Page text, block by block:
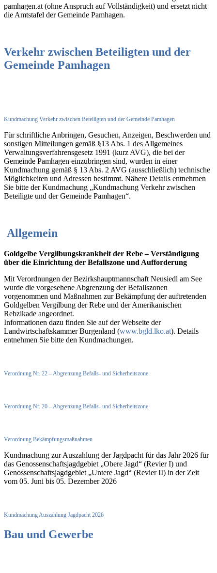
pamhagen.at (ohne Anspruch auf Vollständigkeit) und ersetzt nicht
die Amtstafel der Gemeinde Pamhagen.
Verkehr zwischen Beteiligten und der
Gemeinde Pamhagen
Kundmachung Verkehr zwischen Beteiligten und der Gemeinde Pamhagen
Für schriftliche Anbringen, Gesuchen, Anzeigen, Beschwerden und
sonstigen Mitteilungen gemäß §13 Abs. 1 des Allgemeines
Verwaltungsverfahrensgesetz 1991 (kurz AVG), die bei der
Gemeinde Pamhagen einzubringen sind, wurden in einer
Kundmachung gemäß § 13 Abs. 2 AVG (ausschließlich) technische
Möglichkeiten und Adressen bestimmt. Nähere Details entnehmen
Sie bitte der Kundmachung „Kundmachung Verkehr zwischen
Beteiligte und der Gemeinde Pamhagen“.
Allgemein
Goldgelbe Vergilbungskrankheit der Rebe –Verständigung
über die Einrichtung der Befallszone und Aufforderung
Mit Verordnungen der Bezirkshauptmannschaft Neusiedl am See
wurde die vorgesehene Abgrenzung der Befallszonen
vorgenommen und Maßnahmen zur Bekämpfung der auftretenden
Goldgelben Vergilbung der Rebe und der Amerikanischen
Rebzikade angeordnet.
Informationen dazu finden Sie auf der Webseite der
Landwirtschaftskammer Burgenland (www.bgld.lko.at). Details
entnehmen Sie bitte den Kundmachungen.
Verordnung Nr. 22 – Abgrenzung Befalls- und Sicherheitszone
Verordnung Nr. 20 – Abgrenzung Befalls- und Sicherheitszone
Verordnung Bekämpfungsmaßnahmen
Kundmachung zur Auszahlung der Jagdpacht für das Jahr 2026 für
das Genossenschaftsjagdgebiet „Obere Jagd“ (Revier I) und
Genossenschaftsjagdgebiet „Untere Jagd“ (Revier II) in der Zeit
vom 05. Juni bis 05. Dezember 2026
Kundmachung Auszahlung Jagdpacht 2026
Bau und Gewerbe